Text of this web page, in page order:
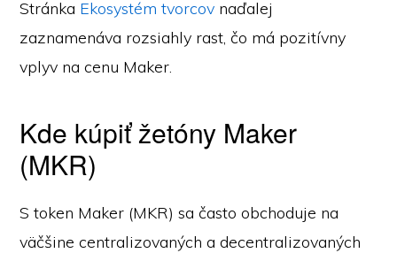
Stránka Ekosystém tvorcov naďalej
zaznamenáva rozsiahly rast, čo má pozitívny
vplyv na cenu Maker.
Kde kúpiť žetóny Maker
(MKR)
S token Maker (MKR) sa často obchoduje na
väčšine centralizovaných a decentralizovaných